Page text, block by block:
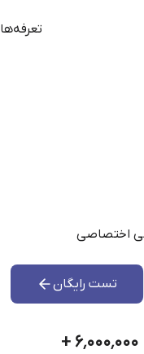
تعرفه‌ها
اختصاصی
تست رایگان
۶٬۰۰۰٬۰۰۰ +